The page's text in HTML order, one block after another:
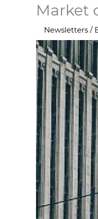
Market
Newsletters /